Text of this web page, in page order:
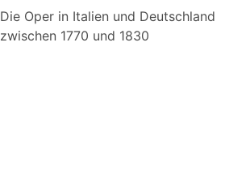
Die Oper in Italien und Deutschland
zwischen 1770 und 1830